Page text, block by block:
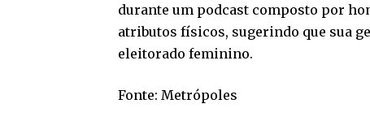
durante um podcast composto por
atributos físicos, sugerindo que sua
eleitorado feminino.
Fonte: Metrópoles